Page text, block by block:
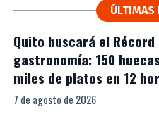
ÚLTIMAS
Quito buscará el Récord
gastronomía: 150
miles de platos en 12
7 de agosto de 2026